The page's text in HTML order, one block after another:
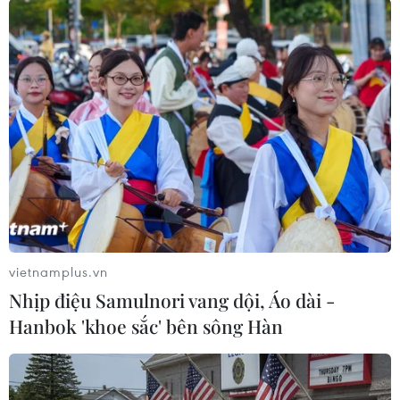
#VN-Index #HNX-Index #UpCoM-Index
#Dòng tiền
#Giằng co.
Anh
Theo dõi VietnamPlus
vietnamplus.vn
Nhịp điệu Samulnori vang dội, Áo dài -
Hanbok 'khoe sắc' bên sông Hàn